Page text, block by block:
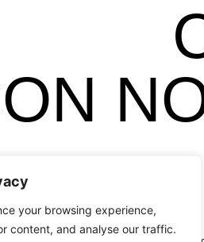
your browsing experience,
content, and analyse our traffic.
Granada
Aviso Legal